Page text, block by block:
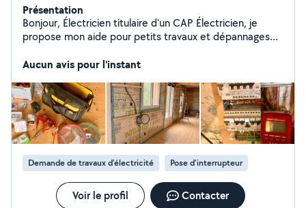
Présentation
Bonjour, Électricien titulaire d'un CAP Électricien, je
propose mon aide pour petits travaux et dépannages
Installation ou remplacement de luminaires, prises et
fonctionne plus, fusible, disjoncteur) Vérification de
votre installation Aide ponctuelle lors de vos travaux
(tirage de câbles, raccordements) Je travaille
sérieusement et en toute sécurité, et je prends le
temps d'expliquer ce que je fais. Idéal pour les petits
travaux ou dépannages rapides que les entreprises ne
prennent pas toujours en charge. Intervention rapide
j'habite dans le quartier et privilégie les interventions
locales. N'hésitez pas à me contacter pour en discuter.
Aucun avis pour l'instant
Demande de travaux d’électricité Pose d'interrupteur
Voir le profil Contacter